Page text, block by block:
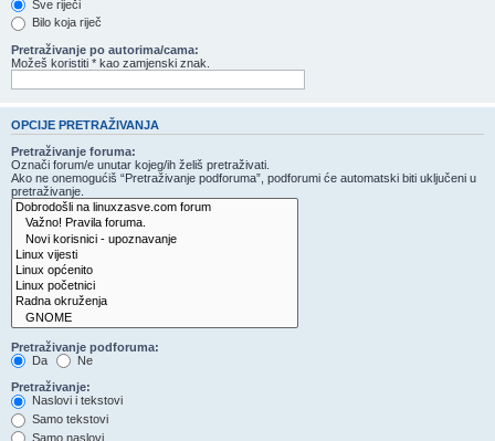
Sve riječi
Bilo koja riječ
Pretraživanje po autorima/cama:
Možeš koristiti * kao zamjenski znak.
OPCIJE PRETRAŽIVANJA
Pretraživanje foruma:
Označi forum/e unutar kojeg/ih želiš pretraživati.
Ako ne onemogućiš “Pretraživanje podforuma”, podforumi će automatski biti uključeni u
pretraživanje.
Pretraživanje podforuma:
Da
Ne
Pretraživanje:
Naslovi i tekstovi
Samo tekstovi
Samo naslovi